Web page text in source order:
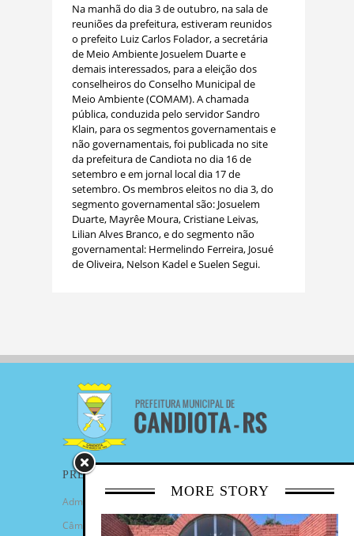
Na manhã do dia 3 de outubro, na sala de
reuniões da prefeitura, estiveram reunidos
o prefeito Luiz Carlos Folador, a secretária
de Meio Ambiente Josuelem Duarte e
demais interessados, para a eleição dos
conselheiros do Conselho Municipal de
Meio Ambiente (COMAM). A chamada
pública, conduzida pelo servidor Sandro
Klain, para os segmentos governamentais e
não governamentais, foi publicada no site
da prefeitura de Candiota no dia 16 de
setembro e em jornal local dia 17 de
setembro. Os membros eleitos no dia 3, do
segmento governamental são: Josuelem
Duarte, Mayrêe Moura, Cristiane Leivas,
Lilian Alves Branco, e do segmento não
governamental: Hermelindo Ferreira, Josué
de Oliveira, Nelson Kadel e Suelen Segui.
MORE STORY
PREFEITURA
Administração Municipal
Câmara de Vereadores